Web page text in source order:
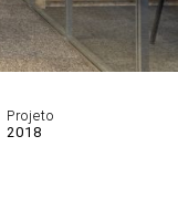
Projeto
2018